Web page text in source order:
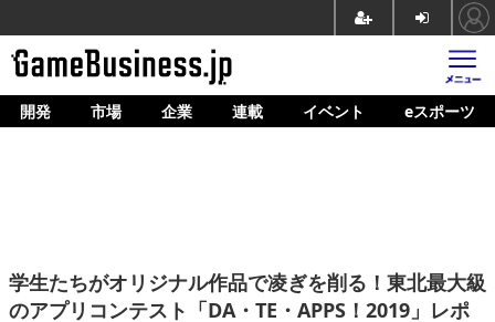
ホーム
企業動向
開発 市場 企業 連載 イベント eスポーツ
学生たちがオリジナル作品で凌ぎを削る！東北最大級
のアプリコンテスト「DA・TE・APPS！2019」レポ